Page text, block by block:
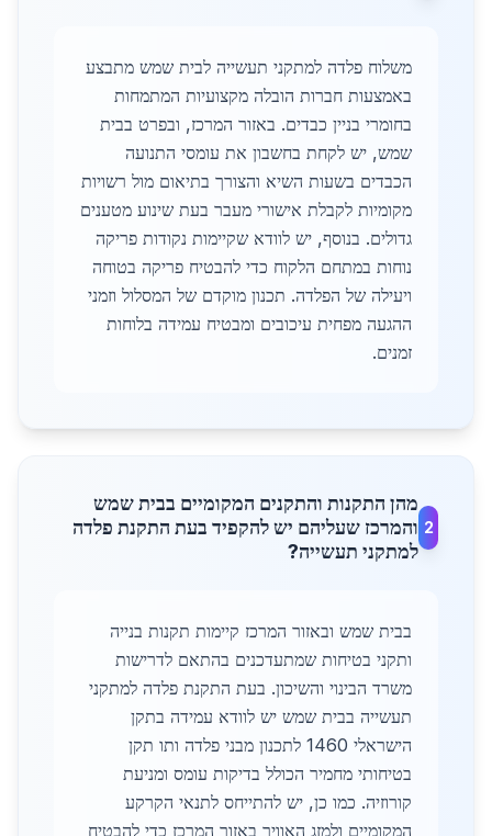
משלוח פלדה למתקני תעשייה לבית שמש מתבצע
באמצעות חברות הובלה מקצועיות המתמחות
בחומרי בניין כבדים. באזור המרכז, ובפרט בבית
שמש, יש לקחת בחשבון את עומסי התנועה
הכבדים בשעות השיא והצורך בתיאום מול רשויות
מקומיות לקבלת אישורי מעבר בעת שינוע מטענים
גדולים. בנוסף, יש לוודא שקיימות נקודות פריקה
נוחות במתחם הלקוח כדי להבטיח פריקה בטוחה
ויעילה של הפלדה. תכנון מוקדם של המסלול וזמני
ההגעה מפחית עיכובים ומבטיח עמידה בלוחות
זמנים.
2
מהן התקנות והתקנים המקומיים בבית שמש
והמרכז שעליהם יש להקפיד בעת התקנת פלדה
למתקני תעשייה?
בבית שמש ובאזור המרכז קיימות תקנות בנייה
ותקני בטיחות שמתעדכנים בהתאם לדרישות
משרד הבינוי והשיכון. בעת התקנת פלדה למתקני
תעשייה בבית שמש יש לוודא עמידה בתקן
הישראלי 1460 לתכנון מבני פלדה ותו תקן
בטיחותי מחמיר הכולל בדיקות עומס ומניעת
קורוזיה. כמו כן, יש להתייחס לתנאי הקרקע
המקומיים ולמזג האוויר באזור המרכז כדי להבטיח